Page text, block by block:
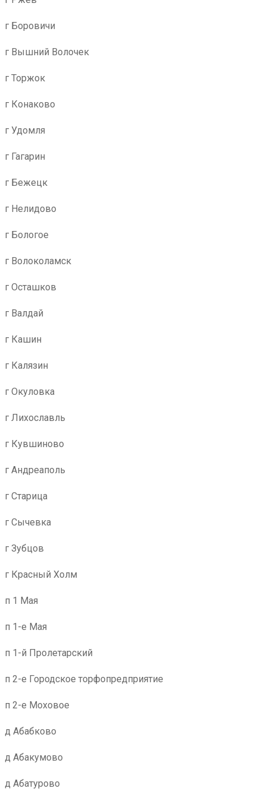
г Боровичи
г Вышний Волочек
г Торжок
г Конаково
г Удомля
г Гагарин
г Бежецк
г Нелидово
г Бологое
г Волоколамск
г Осташков
г Валдай
г Кашин
г Калязин
г Окуловка
г Лихославль
г Кувшиново
г Андреаполь
г Старица
г Сычевка
г Зубцов
г Красный Холм
п 1 Мая
п 1-е Мая
п 1-й Пролетарский
п 2-е Городское торфопредприятие
п 2-е Моховое
д Абабково
д Абакумово
д Абатурово